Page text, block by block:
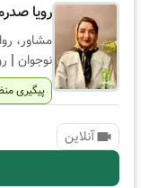
رویا
مشاور،
نوجوان |
پیگیری
آنلاین